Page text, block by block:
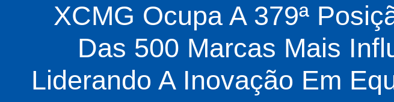
XCMG Ocupa A 379ª
Das 500 Marcas Mais
Liderando A Inovação Em